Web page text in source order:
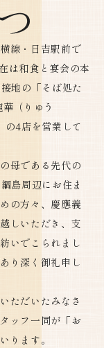
線・日吉駅前で
は和食と宴会の本
地の「そば処た
（りゅう
の4店を営業して
母である先代の
島周辺にお住ま
の方々、慶應義
しいただき、支
いでこられまし
り深く御礼申し
ただいたみなさ
ッフ一同が「お
ります。